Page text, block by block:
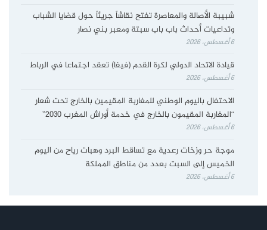
شبيبة الأصالة والمعاصرة تفتح نقاشاً جريئاً حول قضايا الشباب
وتداعيات أحداث باب باب سبتة ومعبر بني نصار
6 أغسطس، 2026
قيادة الاتحاد الدولي لكرة القدم (فيفا) تعقد اجتماعا في الرباط
6 أغسطس، 2026
الاحتفال باليوم الوطني للمغاربة المقيمين بالخارج تحت شعار
“المغاربة المقيمون بالخارج في خدمة أوراش المغرب 2030”
6 أغسطس، 2026
موجة حر وزخات رعدية مع تساقط البرد وهبات رياح من اليوم
الخميس إلى السبت بعدد من مناطق المملكة
6 أغسطس، 2026